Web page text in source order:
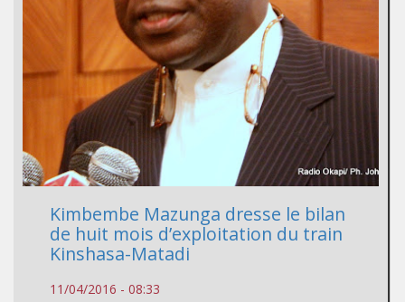
Kimbembe Mazunga dresse le bilan
de huit mois d’exploitation du train
Kinshasa-Matadi
11/04/2016 - 08:33